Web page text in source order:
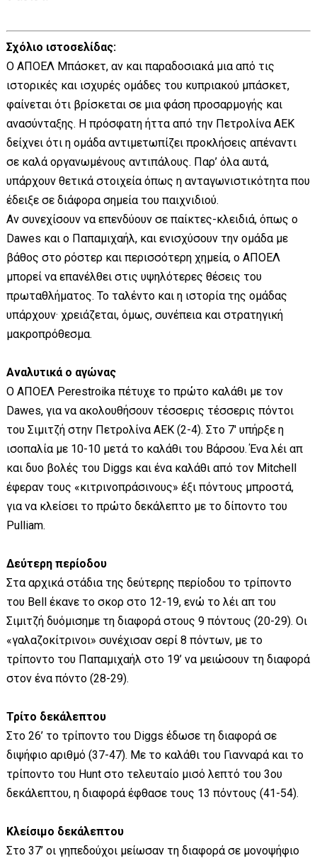
Σχόλιο ιστοσελίδας:
Ο ΑΠΟΕΛ Μπάσκετ, αν και παραδοσιακά μια από τις
ιστορικές και ισχυρές ομάδες του κυπριακού μπάσκετ,
φαίνεται ότι βρίσκεται σε μια φάση προσαρμογής και
ανασύνταξης. Η πρόσφατη ήττα από την Πετρολίνα ΑΕΚ
δείχνει ότι η ομάδα αντιμετωπίζει προκλήσεις απέναντι
σε καλά οργανωμένους αντιπάλους. Παρ’ όλα αυτά,
υπάρχουν θετικά στοιχεία όπως η ανταγωνιστικότητα που
έδειξε σε διάφορα σημεία του παιχνιδιού.
Αν συνεχίσουν να επενδύουν σε παίκτες-κλειδιά, όπως ο
Dawes και ο Παπαμιχαήλ, και ενισχύσουν την ομάδα με
βάθος στο ρόστερ και περισσότερη χημεία, ο ΑΠΟΕΛ
μπορεί να επανέλθει στις υψηλότερες θέσεις του
πρωταθλήματος. Το ταλέντο και η ιστορία της ομάδας
υπάρχουν· χρειάζεται, όμως, συνέπεια και στρατηγική
μακροπρόθεσμα.
Αναλυτικά ο αγώνας
Ο ΑΠΟΕΛ Perestroika πέτυχε το πρώτο καλάθι με τον
Dawes, για να ακολουθήσουν τέσσερις τέσσερις πόντοι
του Σιμιτζή στην Πετρολίνα ΑΕΚ (2-4). Στο 7' υπήρξε η
ισοπαλία με 10-10 μετά το καλάθι του Βάρσου. Ένα λέι απ
και δυο βολές του Diggs και ένα καλάθι από τον Mitchell
έφεραν τους «κιτρινοπράσινους» έξι πόντους μπροστά,
για να κλείσει το πρώτο δεκάλεπτο με το δίποντο του
Pulliam.
Δεύτερη περίοδου
Στα αρχικά στάδια της δεύτερης περίοδου το τρίποντο
του Bell έκανε το σκορ στο 12-19, ενώ το λέι απ του
Σιμιτζή δυόμισημε τη διαφορά στους 9 πόντους (20-29). Οι
«γαλαζοκίτρινοι» συνέχισαν σερί 8 πόντων, με το
τρίποντο του Παπαμιχαήλ στο 19’ να μειώσουν τη διαφορά
στον ένα πόντο (28-29).
Τρίτο δεκάλεπτου
Στο 26’ το τρίποντο του Diggs έδωσε τη διαφορά σε
διψήφιο αριθμό (37-47). Με το καλάθι του Γιανναρά και το
τρίποντο του Hunt στο τελευταίο μισό λεπτό του 3ου
δεκάλεπτου, η διαφορά έφθασε τους 13 πόντους (41-54).
Κλείσιμο δεκάλεπτου
Στο 37’ οι γηπεδούχοι μείωσαν τη διαφορά σε μονοψήφιο